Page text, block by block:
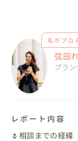
私がプロ
弦田
プラ
レポート内容
🌷相談までの経緯